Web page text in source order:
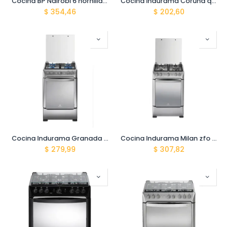
$ 354,46 $ 202,60
Cocina Indurama Granada zfo c24 s01 cromada
$ 279,99
Cocina Indurama Milan zfo c24 cromada
$ 307,82